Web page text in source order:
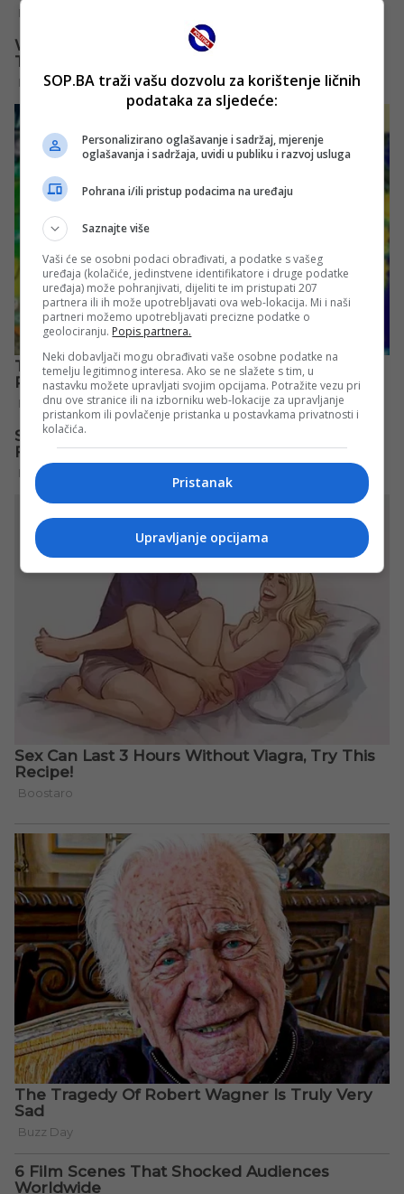
SOP.BA traži vašu dozvolu za korištenje ličnih
podataka za sljedeće:
Personalizirano oglašavanje i sadržaj, mjerenje
oglašavanja i sadržaja, uvidi u publiku i razvoj usluga
Pohrana i/ili pristup podacima na uređaju
Saznajte više
Vaši će se osobni podaci obrađivati, a podatke s vašeg
uređaja (kolačiće, jedinstvene identifikatore i druge podatke
uređaja) može pohranjivati, dijeliti te im pristupati 207
partnera ili ih može upotrebljavati ova web-lokacija. Mi i naši
partneri možemo upotrebljavati precizne podatke o
geolociranju. Popis partnera.
Neki dobavljači mogu obrađivati vaše osobne podatke na
temelju legitimnog interesa. Ako se ne slažete s tim, u
nastavku možete upravljati svojim opcijama. Potražite vezu pri
dnu ove stranice ili na izborniku web-lokacije za upravljanje
pristankom ili povlačenje pristanka u postavkama privatnosti i
kolačića.
Pristanak
Upravljanje opcijama